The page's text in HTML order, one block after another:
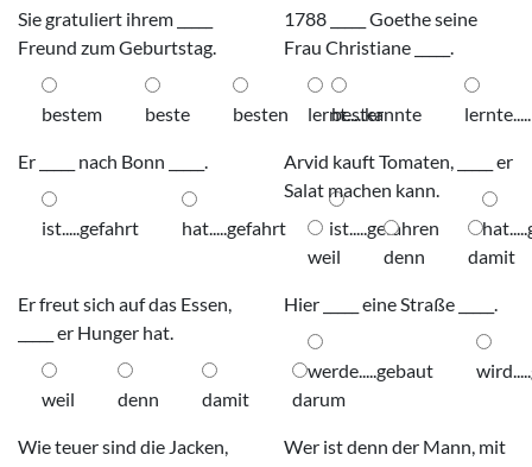
Sie gratuliert ihrem _____
Freund zum Geburtstag.
bestem beste besten bester
1788 _____ Goethe seine
Frau Christiane _____.
lernt.....kannte
Er _____ nach Bonn _____.
ist.....gefahrt hat.....gefahrt ist.....gefahren
Arvid kauft Tomaten, _____ er
Salat machen kann.
weil denn damit
Er freut sich auf das Essen,
_____ er Hunger hat.
weil denn damit darum
Hier _____ eine Straße _____.
werde.....gebaut
Wie teuer sind die Jacken,
Wer ist denn der Mann, mit